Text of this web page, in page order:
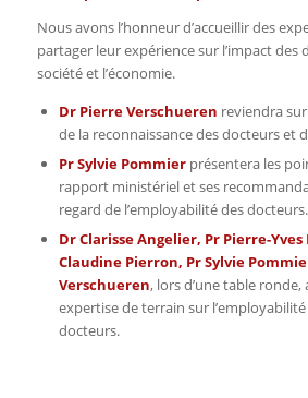
Nous avons l’honneur d’accueillir des
partager leur expérience sur l’impact des
société et l’économie.
Dr Pierre Verschueren reviendra
de la reconnaissance des docteurs et
Pr Sylvie Pommierprésentera les
rapport ministériel et ses
regard de l’employabilité des docteurs.
Dr Clarisse Angelier, Pr Pierre-
Claudine Pierron, Pr Sylvie
Verschueren, lors d’une table
expertise de terrain sur
docteurs.